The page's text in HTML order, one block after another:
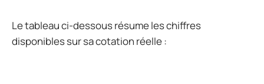
Le tableau ci-dessous résume les chiffres
disponibles sur sa cotation réelle :